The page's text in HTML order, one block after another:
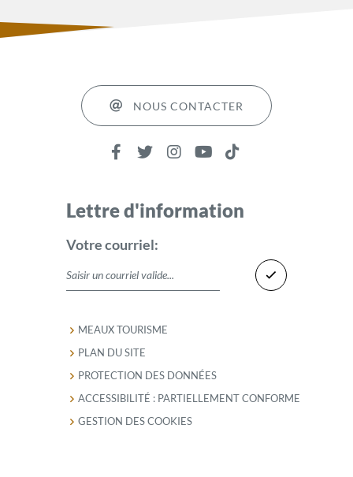
NOUS CONTACTER
Lettre d'information
Votre courriel:
MEAUX TOURISME
PLAN DU SITE
PROTECTION DES DONNÉES
ACCESSIBILITÉ : PARTIELLEMENT CONFORME
GESTION DES COOKIES